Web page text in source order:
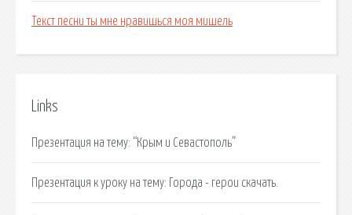
Текст песни ты мне нравишься моя мишель
Links
Презентация на тему: “Крым и Севастополь”
Презентация к уроку на тему: Города - герои скачать.